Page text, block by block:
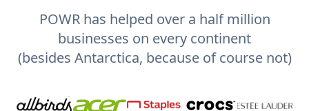
POWR has helped over a half million
businesses on every continent
(besides Antarctica, because of course not)